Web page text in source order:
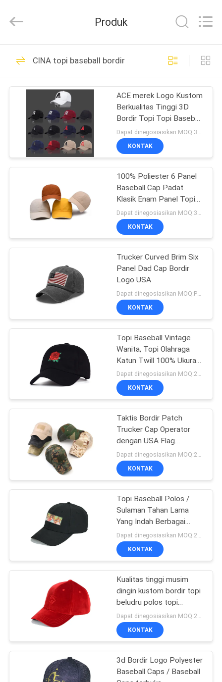
RUMAH
PRODUK
TENTANG
KAMI
TUR
PABRIK
KONTROL
SITEMAP
PRIVACY
POLICY
Reserved.
Topi Baseball
104
topi baseball bordir
402
Topi Baseball 5
Panel
124
Tutup Pengemudi
Truk 5 Panel
181
Topi Snapback
penuh datar
244
Topi Golf yang
Dapat Disesuaikan
25
Produk
CINA topi baseball bordir
ACE merek Logo Kustom
Berkualitas Tinggi 3D
Bordir Topi Topi Baseball
dengan gesper logam
Dapat dinegosiasikan MOQ:300/gaya
KONTAK
100% Poliester 6 Panel
Baseball Cap Padat
Klasik Enam Panel Topi
Ayah Tidak Terstruktur
KONTAK
Trucker Curved Brim Six
Panel Dad Cap Bordir
Logo USA
KONTAK
Topi Baseball Vintage
Wanita, Topi Olahraga
Katun Twill 100% Ukuran
56-60cm
Dapat dinegosiasikan MOQ:20 / gaya
KONTAK
Taktis Bordir Patch
Trucker Cap Operator
dengan USA Flag
Kamuflase Hoop Loop
Penutupan Topi Baseball
Jala
Dapat dinegosiasikan MOQ:200 / gaya
KONTAK
Topi Baseball Polos /
Sulaman Tahan Lama
Yang Indah Berbagai
Warna Dalam Stok
KONTAK
Kualitas tinggi musim
dingin kustom bordir topi
beludru polos topi
baseball, topi ayah
beludru
KONTAK
3d Bordir Logo Polyester
Baseball Caps / Baseball